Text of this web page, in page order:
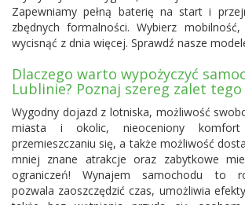
Zapewniamy pełną baterię na start i
zbędnych formalności. Wybierz
wycisnąć z dnia więcej. Sprawdź nasze
Dlaczego warto wypożyczyć
Lublinie? Poznaj szereg zalet
Wygodny dojazd z lotniska, możliwość
miasta i okolic, nieoceniony
przemieszczaniu się, a także możliwość
mniej znane atrakcje oraz zabytkowe
ograniczeń! Wynajem samochodu to
pozwala zaoszczędzić czas, umożliwia